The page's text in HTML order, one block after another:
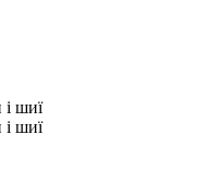
шиї
шиї